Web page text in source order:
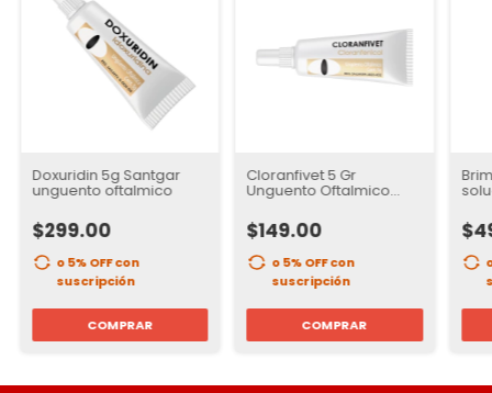
Doxuridin 5g Santgar
unguento oftalmico
$299.00
o 5% OFFcon
suscripción
COMPRAR
Cloranfivet 5 Gr
Unguento Oftalmico
Santgar
$149.00
o 5% OFFcon
suscripción
COMPRAR